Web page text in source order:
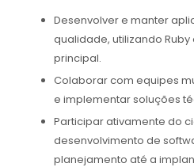
Desenvolver e manter
qualidade, utilizando
principal.
Colaborar com equipes
e implementar soluções
Participar ativamente do
desenvolvimento de
planejamento até a